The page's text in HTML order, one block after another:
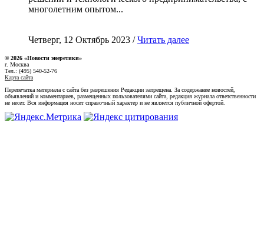
многолетним опытом...
Четверг, 12 Октябрь 2023 /Читать далее
© 2026 «Новости энеретики»
г. Москва
Тел.: (495) 540-52-76
Карта сайта
Перепечатка материала с сайта без разрешения Редакции запрещена. За содержание новостей,
объявлений и комментариев, размещенных пользователями сайта, редакция журнала ответственности
не несет. Вся информация носит справочный характер и не является публичной офертой.